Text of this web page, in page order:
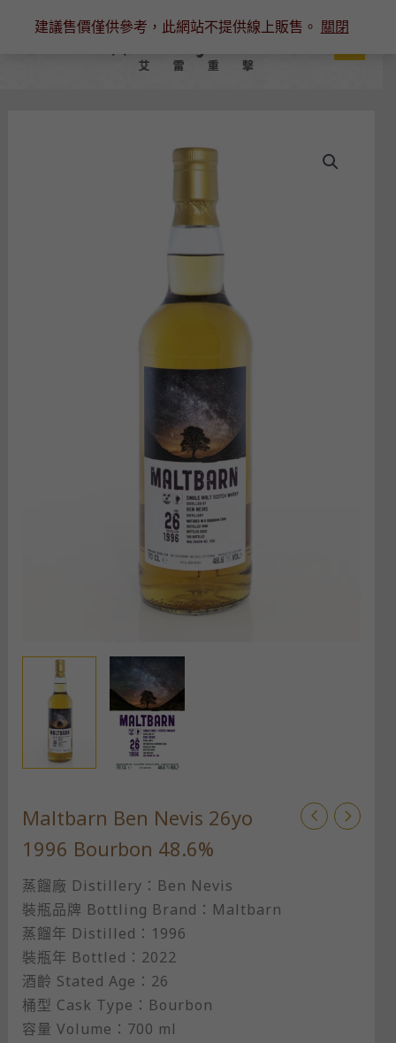
建議售價僅供參考，此網站不提供線上販售。 關閉
Maltbarn Ben Nevis 26yo
1996 Bourbon 48.6%
蒸餾廠 Distillery：Ben Nevis
裝瓶品牌 Bottling Brand：Maltbarn​
蒸餾年 Distilled：1996
裝瓶年 Bottled：2022​
酒齡 Stated Age：26
桶型 Cask Type：Bourbon
容量 Volume：700 ml​